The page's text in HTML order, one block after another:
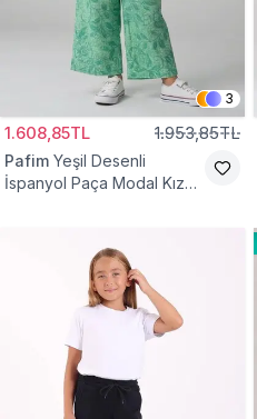
3
1.608,85TL 1.953,85TL
Pafim Yeşil Desenli
İspanyol Paça Modal Kız